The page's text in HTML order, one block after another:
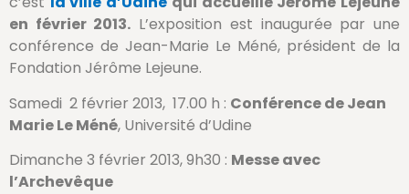
en février 2013. L’exposition est inaugurée par une
conférence de Jean-Marie Le Méné, président de la
Fondation Jérôme Lejeune.
Samedi 2 février 2013, 17.00 h : Conférence de Jean
Marie Le Méné, Université d’Udine
Dimanche 3 février 2013, 9h30 : Messe avec
l’Archevêque